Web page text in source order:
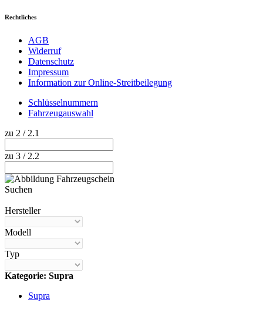
Rechtliches
AGB
Widerruf
Datenschutz
Impressum
Information zur Online-Streitbeilegung
Schlüsselnummern
Fahrzeugauswahl
zu 2 / 2.1
zu 3 / 2.2
Suchen
Hersteller
Modell
Typ
Kategorie: Supra
Supra